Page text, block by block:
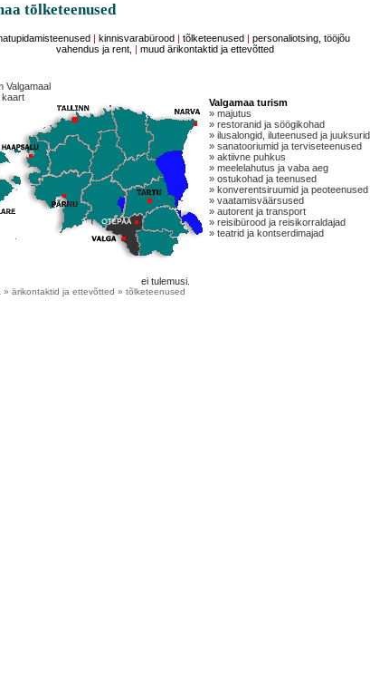
tõlketeenused
kinnisvarabürood |tõlketeenused |personaliotsing, tööjõu
vahendus ja rent,
|muud ärikontaktid ja ettevõtted
Valgamaal
kaart
Valgamaa turism
» majutus
» restoranid ja söögikohad
» ilusalongid, iluteenused ja juuksurid
» sanatooriumid ja terviseteenused
» aktiivne puhkus
» meelelahutus ja vaba aeg
» ostukohad ja teenused
» konverentsiruumid ja peoteenused
» vaatamisväärsused
» autorent ja transport
» reisibürood ja reisikorraldajad
» teatrid ja kontserdimajad
ei tulemusi.
» ärikontaktid ja ettevõtted » tõlketeenused